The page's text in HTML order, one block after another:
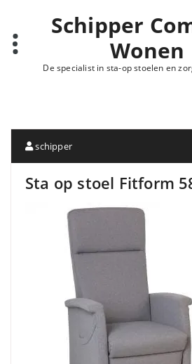
Schipper
Wonen
De specialist in sta-op stoelen en
schipper
Sta op stoel Fitform